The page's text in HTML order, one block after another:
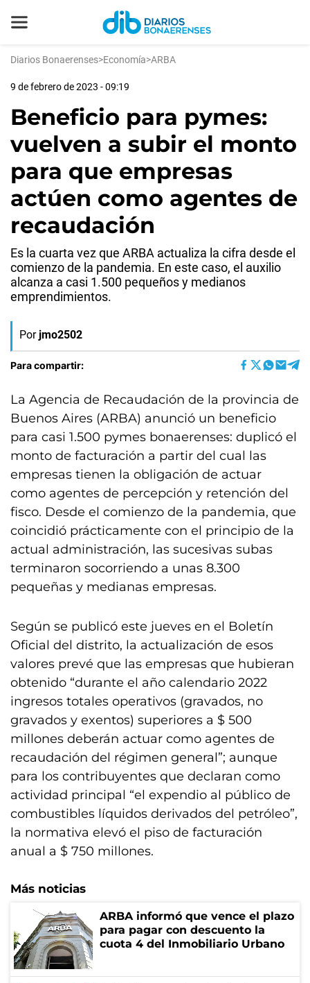
Diarios Bonaerenses>Economía>ARBA
9 de febrero de 2023 - 09:19
Beneficio para pymes:
vuelven a subir el monto
para que empresas
actúen como agentes de
recaudación
Es la cuarta vez que ARBA actualiza la cifra desde el
comienzo de la pandemia. En este caso, el auxilio
alcanza a casi 1.500 pequeños y medianos
emprendimientos.
Por jmo2502
Para compartir:
La Agencia de Recaudación de la provincia de
Buenos Aires (ARBA) anunció un beneficio
para casi 1.500 pymes bonaerenses: duplicó el
monto de facturación a partir del cual las
empresas tienen la obligación de actuar
como agentes de percepción y retención del
fisco. Desde el comienzo de la pandemia, que
coincidió prácticamente con el principio de la
actual administración, las sucesivas subas
terminaron socorriendo a unas 8.300
pequeñas y medianas empresas.
Según se publicó este jueves en el Boletín
Oficial del distrito, la actualización de esos
valores prevé que las empresas que hubieran
obtenido “durante el año calendario 2022
ingresos totales operativos (gravados, no
gravados y exentos) superiores a $ 500
millones deberán actuar como agentes de
recaudación del régimen general”; aunque
para los contribuyentes que declaran como
actividad principal “el expendio al público de
combustibles líquidos derivados del petróleo”,
la normativa elevó el piso de facturación
anual a $ 750 millones.
Más noticias
ARBA informó que vence el plazo
para pagar con descuento la
cuota 4 del Inmobiliario Urbano